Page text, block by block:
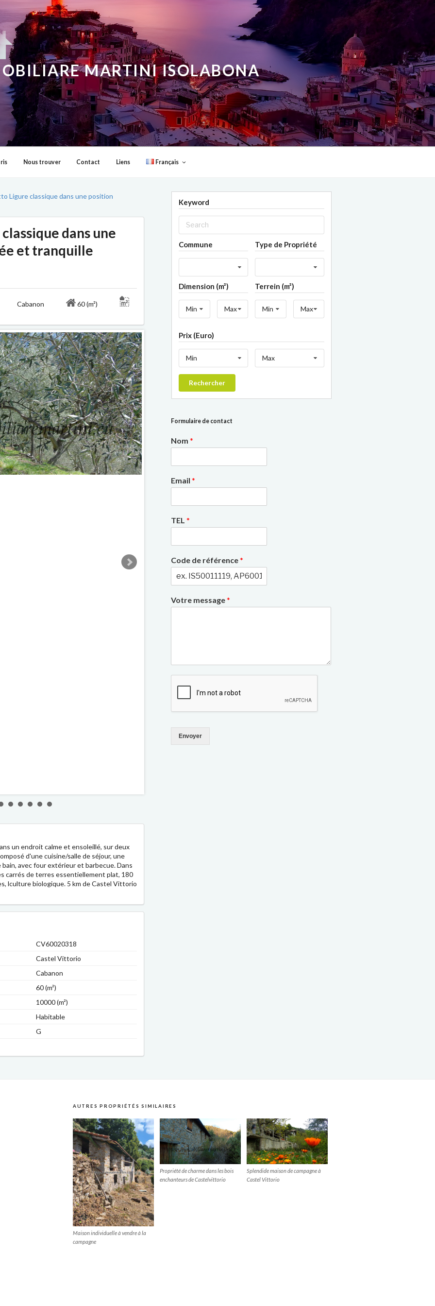
MARTINI ISOLABONA
Nous trouver Contact Liens Français
Ligure classique dans une position
dans une
et tranquille
Cabanon 60 (m²)
un endroit calme et ensoleillé, sur deux
d'une cuisine/salle de séjour, une
avec four extérieur et barbecue. Dans
carrés de terres essentiellement plat, 180
lculture biologique. 5 km de Castel Vittorio
CV60020318
Castel Vittorio
Cabanon
60 (m²)
10000 (m²)
Habitable
G
Keyword
Commune Type de Propriété
Dimension (m²)
Min Max
Terrein (m²)
Min Max
Prix (Euro)
Min Max
Rechercher
Formulaire de contact
Nom*
Email*
TEL*
Code de référence*
Votre message*
Envoyer
AUTRES PROPRIÉTÉS SIMILAIRES
Maison individuelle à vendre à la
campagne
Propriété de charme dans les bois
enchanteurs de Castelvittorio
Splendide maison de campagne à
Castel Vittorio